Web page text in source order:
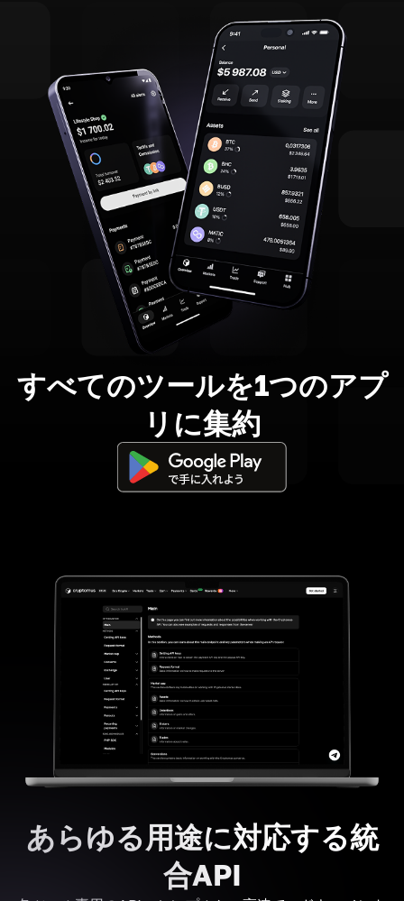
すべてのツールを1つのアプ
リに集約
あらゆる用途に対応する統
合API